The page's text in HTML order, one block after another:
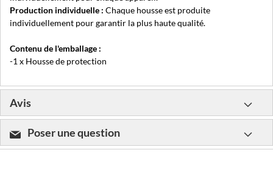
Production individuelle : Chaque housse est produite
individuellement pour garantir la plus haute qualité.
Contenu de l'emballage :
-1 x Housse de protection
Avis
Poser une question